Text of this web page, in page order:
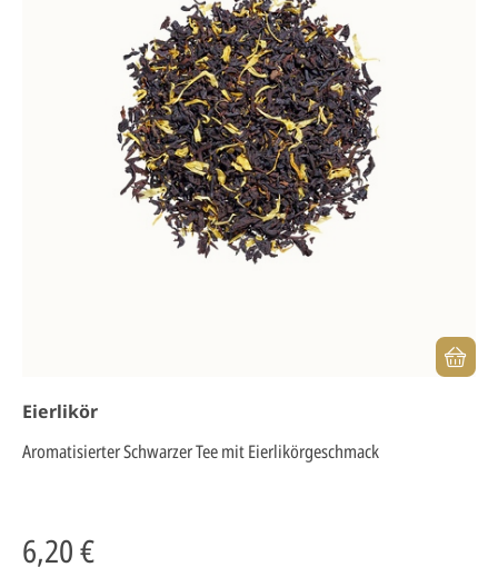
Eierlikör
Aromatisierter Schwarzer Tee mit Eierlikörgeschmack
6,20 €